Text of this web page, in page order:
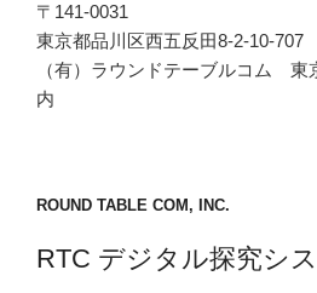
〒141-0031
東京都品川区西五反田8-2-10-707
（有）ラウンドテーブルコム 東
内
ROUND TABLE COM, INC.
RTC デジタル探究シ